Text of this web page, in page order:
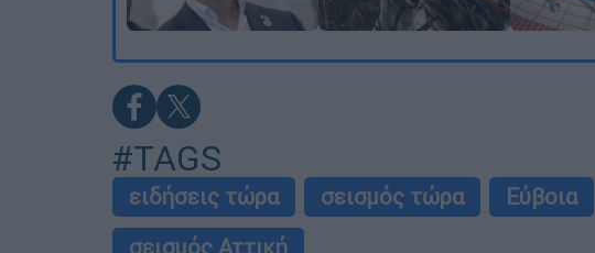
#TAGS
ειδήσεις τώρα σεισμός τώρα Εύβοια
σεισμός Αττική